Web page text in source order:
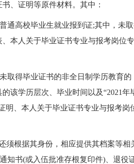
、证明等原件材料。其中：
高校毕业生就业报到证;其中，未
本人关于毕业证书专业与报考岗位专
得毕业证书的非全日制学历教育的
该学历层次、毕业时间以及“2021年
明、本人关于毕业证书专业与报考岗
根据其身份，相应提供其档案等相
知书(或入伍批准存根复印件)、退役